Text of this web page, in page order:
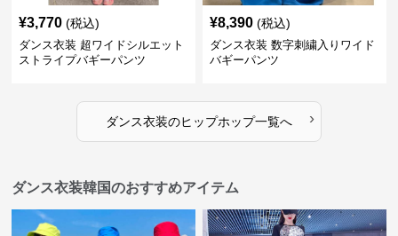
¥3,770 (税込)
ダンス衣装 超ワイドシルエット
ストライプバギーパンツ
¥8,390 (税込)
ダンス衣装 数字刺繍入りワイド
バギーパンツ
ダンス衣装のヒップホップ一覧へ ›
ダンス衣装韓国のおすすめアイテム